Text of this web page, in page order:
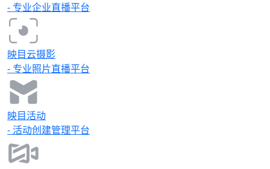
第十一次年会在杭州盛大举行。这场
汇聚全球齿科智慧的行业盛宴圆满举
办，为口腔材料创新、医护人员能力
提升搭建了高效交流平台，续写了华
人美学牙科发展的崭新篇章。 !
[Description]
(https://s.tuwenzhibo.com//gw/image/jpeg/20260210/033728/
映目为2025年华人美学牙科学会第
十一次年会提供专业影像服务，涵盖
高清照片直播、多机位资深摄影师现
场跟拍、精细化人工修图服务，确保
大会每一个学术交流、精彩瞬间与高
光时刻均以高品质视觉形式精准呈
现，助力品牌传播与参会体验全面提
- 专业企业直播平台
映目云摄影
- 专业照片直播平台
映目活动
- 活动创建管理平台